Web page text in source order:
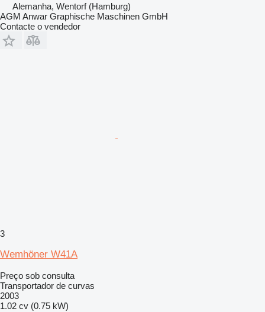
Alemanha, Wentorf (Hamburg)
AGM Anwar Graphische Maschinen GmbH
Contacte o vendedor
3
Wemhöner W41A
Preço sob consulta
Transportador de curvas
2003
1.02 cv (0.75 kW)